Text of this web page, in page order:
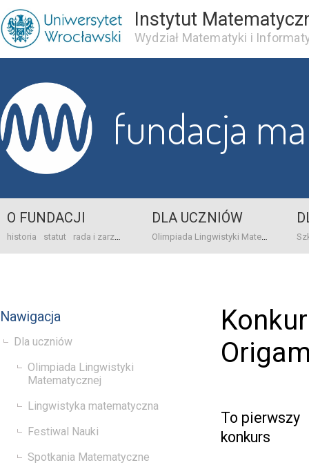
Instytut
Wydział Matematyki i
fundacja
O FUNDACJI
historia statut rada i zarząd dane bankowo-adresowe kontakt
DLA UCZNIÓW
Olimpiada Lingwistyki Matematycznej
Nawigacja
Dla uczniów
Olimpiada Lingwistyki
Matematycznej
Lingwistyka matematyczna
Festiwal Nauki
Spotkania Matematyczne
To pierwszy
konkurs